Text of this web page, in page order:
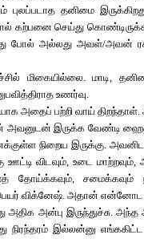
தனிமை
கற்பனை செய்து
போல் அல்லது அவள்/அவன்
மிகையில்லை. மாடி,
உணர்வு.
அதைப் பற்றி வாய் திறந்தாள்.
அவனுடன் இருக்க வேண்டி
நிறைய இருக்கு.
ஊட்டி விடவும், உடை
சமைக்கவும்
விக்னேஷ். அதான் என்னோட
அன்பு இருந்துச்சு. அந்த
நிரந்தரம் இல்லன்னு